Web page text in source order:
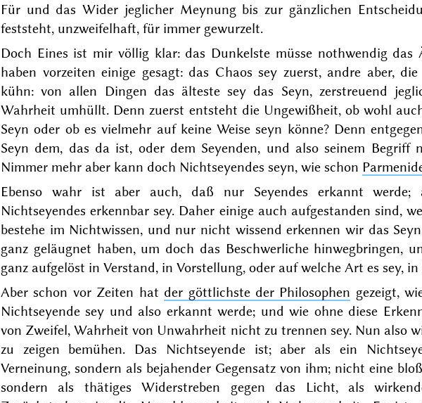
Für und das Wider jeglicher Meynung bis zur gänzlichen
feststeht, unzweifelhaft, für immer gewurzelt.
Doch Eines ist mir völlig klar: das Dunkelste müsse nothwendig das
haben vorzeiten einige gesagt: das Chaos sey zuerst, andre aber,
kühn: von allen Dingen das älteste sey das Seyn, zerstreuend
Wahrheit umhüllt. Denn zuerst entsteht die Ungewißheit, ob wohl
Seyn oder ob es vielmehr auf keine Weise seyn könne? Denn
Seyn dem, das da ist, oder dem Seyenden, und also seinem Begriff
Nimmer mehr aber kann doch Nichtseyendes seyn, wie schon
Ebenso wahr ist aber auch, daß nur Seyendes erkannt werde;
Nichtseyendes erkennbar sey. Daher einige auch aufgestanden sind,
bestehe im Nichtwissen, und nur nicht wissend erkennen wir das
ganz geläugnet haben, um doch das Beschwerliche hinwegbringen,
ganz aufgelöst in Verstand, in Vorstellung, oder auf welche Art es sey, in
Aber schon vor Zeiten hat der göttlichste der Philosophen gezeigt,
Nichtseyende sey und also erkannt werde; und wie ohne diese
von Zweifel, Wahrheit von Unwahrheit nicht zu trennen sey. Nun also
zu zeigen bemühen. Das Nichtseyende ist; aber als ein
Verneinung, sondern als bejahender Gegensatz von ihm; nicht eine
sondern als thätiges Widerstreben gegen das Licht, als